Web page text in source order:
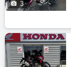
 3